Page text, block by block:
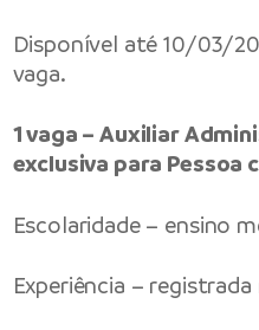
Disponível até 10/03/
vaga.
1 vaga – Auxiliar
exclusiva para Pessoa
Escolaridade – ensino
Experiência –